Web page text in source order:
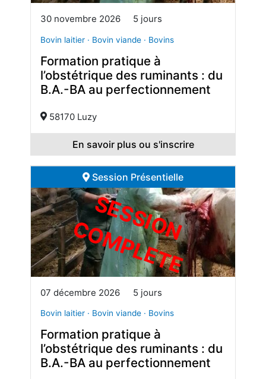
30 novembre 2026 5 jours
Bovin laitier · Bovin viande · Bovins
Formation pratique à
l’obstétrique des ruminants : du
B.A.-BA au perfectionnement
58170 Luzy
En savoir plus ou s'inscrire
Session Présentielle
S
E
S
S
I
O
N C
O
M
P
L
E
T
E
07 décembre 2026 5 jours
Bovin laitier · Bovin viande · Bovins
Formation pratique à
l’obstétrique des ruminants : du
B.A.-BA au perfectionnement